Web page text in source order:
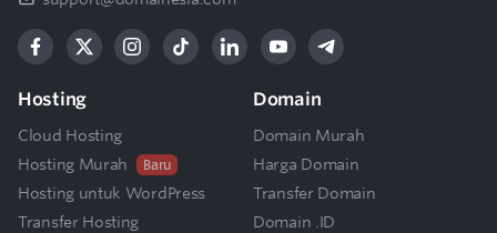
15 Apakah ada garansi uang kembali?
Hosting
Cloud Hosting
Hosting Murah
Baru
Hosting untuk WordPress
Transfer Hosting
Domain
Domain Murah
Harga Domain
Transfer Domain
Domain .ID